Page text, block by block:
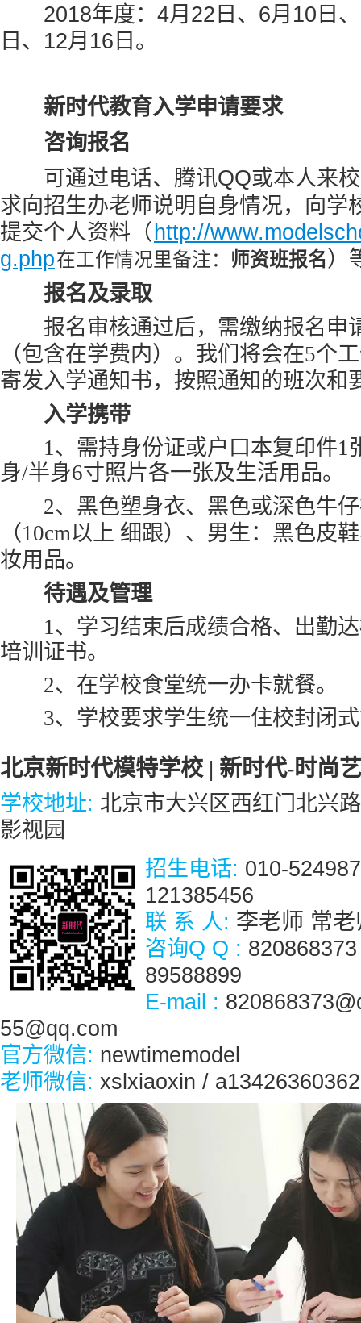
2018年度：4月22日、6月10日、
日、12月16日。
新时代教育入学申请要求
咨询报名
可通过电话、腾讯QQ或本人来
求向招生办老师说明自身情况，向学
提交个人资料（http://
g.php在工作情况里备注： 师资班报名）
报名及录取
报名审核通过后，需缴纳报名申
（包含在学费内）。我们将会在5个
寄发入学通知书，按照通知的班次和
入学携带
1、需持身份证或户口本复印件1
身/半身6寸照片各一张及生活用品。
2、黑色塑身衣、黑色或深色牛仔
（10cm以上 细跟）、男生：黑色皮
妆用品。
待遇及管理
1、学习结束后成绩合格、出勤达
培训证书。
2、在学校食堂统一办卡就餐。
3、学校要求学生统一住校封闭式
北京新时代模特学校 | 新时代-时尚
学校地址: 北京市大兴区西红门北兴
影视园
招生电话: 010-
121385456
联 系 人: 李老师 常老
咨询Q Q :
89588899
E-mail :
55@qq.com
官方微信: newtimemodel
老师微信: xslxiaoxin / a13426360362